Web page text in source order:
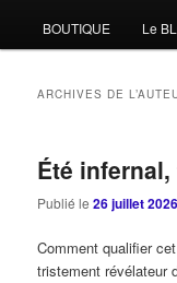
BOUTIQUE Le
ARCHIVES DE
Été
Publié le26 juillet 2026
Comment qualifier
tristement révélateur